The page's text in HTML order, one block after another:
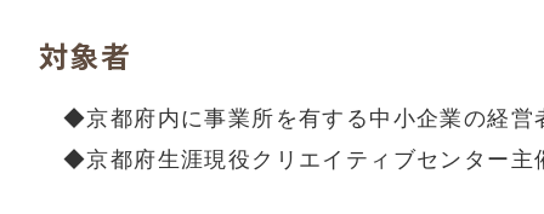
対象者
◆京都府内に事業所を有する中小企業の経営
◆京都府生涯現役クリエイティブセンター主